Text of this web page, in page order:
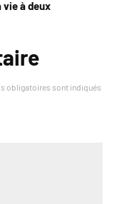
à deux
obligatoires sont indiqués